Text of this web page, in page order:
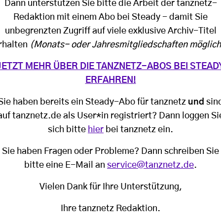
Dann unterstützen Sie bitte die Arbeit der tanznetz-
Redaktion mit einem Abo bei Steady - damit Sie
unbegrenzten Zugriff auf viele exklusive Archiv-Titel
(Monats- oder Jahresmitgliedschaften
MEHR ÜBER DIE TANZNETZ-ABOS BEI
ERFAHREN!
haben bereits ein Steady-Abo für tanznetz und
tanznetz.de als User*in registriert? Dann loggen
sich bitte hier bei tanznetz ein.
Sie haben Fragen oder Probleme? Dann schreiben Sie
bitte eine E-Mail an service@tanznetz.de.
Vielen Dank für Ihre Unterstützung,
Ihre tanznetz Redaktion.